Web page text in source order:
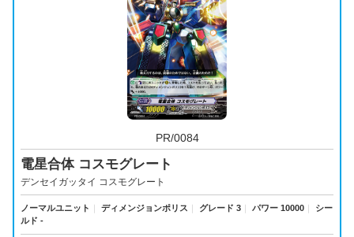
PR/0084
電星合体 コスモグレート
デンセイガッタイ コスモグレート
ノーマルユニット ディメンジョンポリス グレード 3 パワー 10000
シー
ルド -